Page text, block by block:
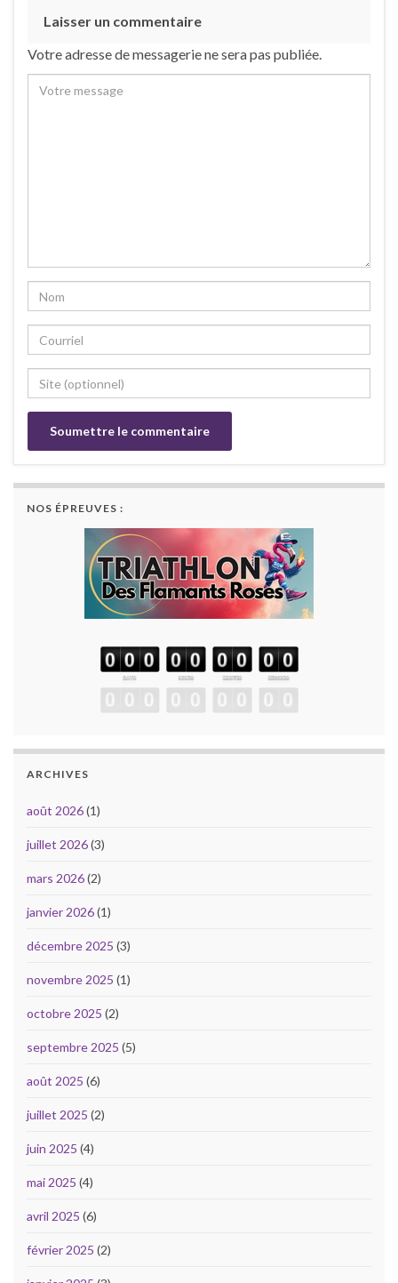
Laisser un commentaire
Votre adresse de messagerie ne sera pas publiée.
NOS ÉPREUVES :
ARCHIVES
août 2026(1)
juillet 2026(3)
mars 2026(2)
janvier 2026(1)
décembre 2025 (3)
novembre 2025 (1)
octobre 2025 (2)
septembre 2025 (5)
août 2025 (6)
juillet 2025 (2)
juin 2025 (4)
mai 2025 (4)
avril 2025 (6)
février 2025 (2)